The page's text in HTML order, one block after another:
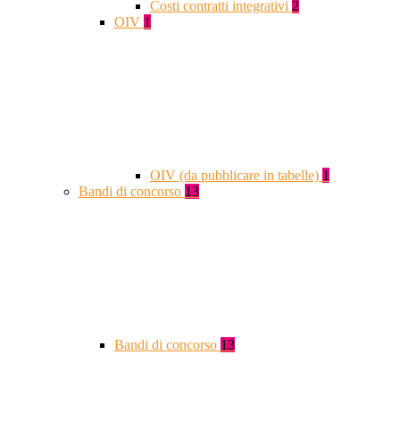
Costi contratti integrativi 2
OIV 1
OIV (da pubblicare in tabelle) 1
Bandi di concorso 13
Bandi di concorso 13